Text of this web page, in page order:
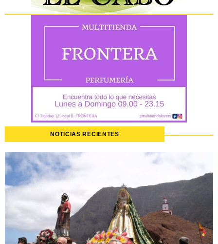
NOTICIAS RECIENTES